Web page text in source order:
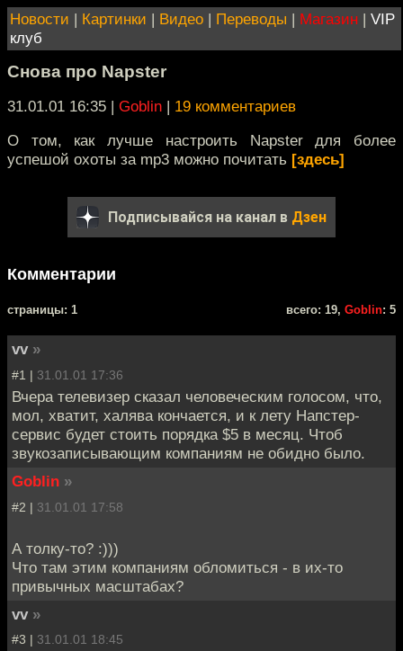
Новости | Картинки | Видео | Переводы | Магазин | VIP
клуб
Снова про Napster
31.01.01 16:35 | Goblin | 19 комментариев
О том, как лучше настроить Napster для более
успешой охоты за mp3 можно почитать [здесь]
Подписывайся на канал в Дзен
Комментарии
cтраницы: 1 всего: 19, Goblin: 5
vv »
#1 | 31.01.01 17:36
Вчера телевизер сказал человеческим голосом, что,
мол, хватит, халява кончается, и к лету Напстер-
сервис будет стоить порядка $5 в месяц. Чтоб
звукозаписывающим компаниям не обидно было.
Goblin »
#2 | 31.01.01 17:58
А толку-то? :)))
Что там этим компаниям обломиться - в их-то
привычных масштабах?
vv »
#3 | 31.01.01 18:45